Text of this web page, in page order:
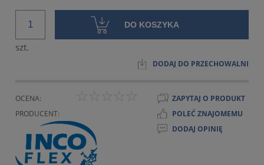
szt.
DO KOSZYKA
DODAJ DO PRZECHOWALNI
OCENA:
PRODUCENT:
ZAPYTAJ O PRODUKT
POLEĆ ZNAJOMEMU
DODAJ OPINIĘ